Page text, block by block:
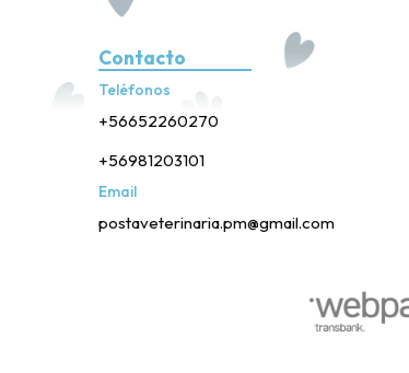
Contacto
Teléfonos
+56652260270
+56981203101
Email
postaveterinaria.pm@gmail.com